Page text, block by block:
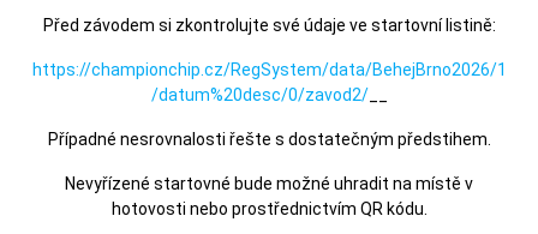
Před závodem si zkontrolujte své údaje ve startovní listině:
https://championchip.cz/RegSystem/data/BehejBrno2026/1
/datum%20desc/0/zavod2/__
Případné nesrovnalosti řešte s dostatečným předstihem.
Nevyřízené startovné bude možné uhradit na místě v
hotovosti nebo prostřednictvím QR kódu.